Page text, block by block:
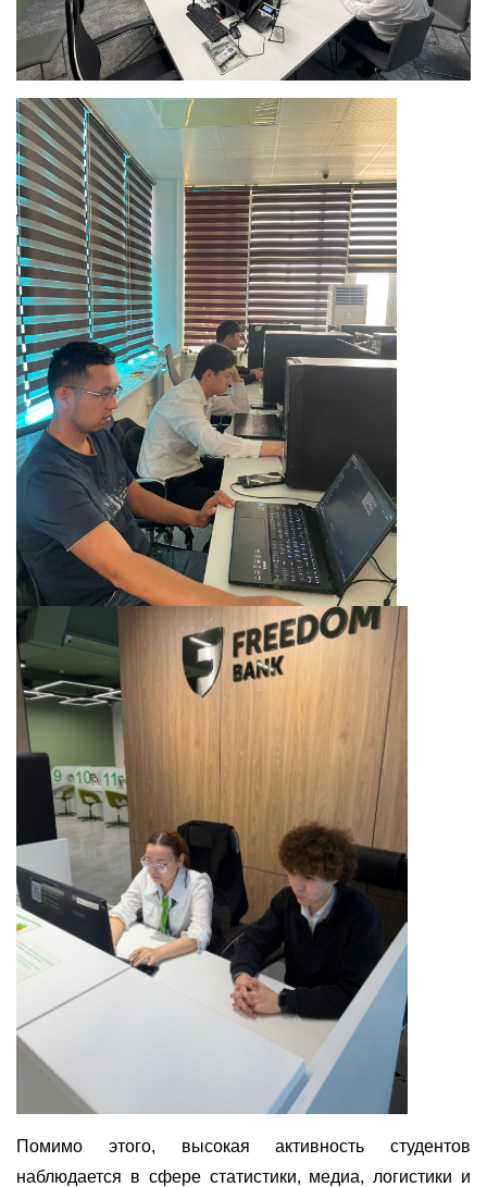
Помимо этого, высокая активность студентов
наблюдается в сфере статистики, медиа, логистики и